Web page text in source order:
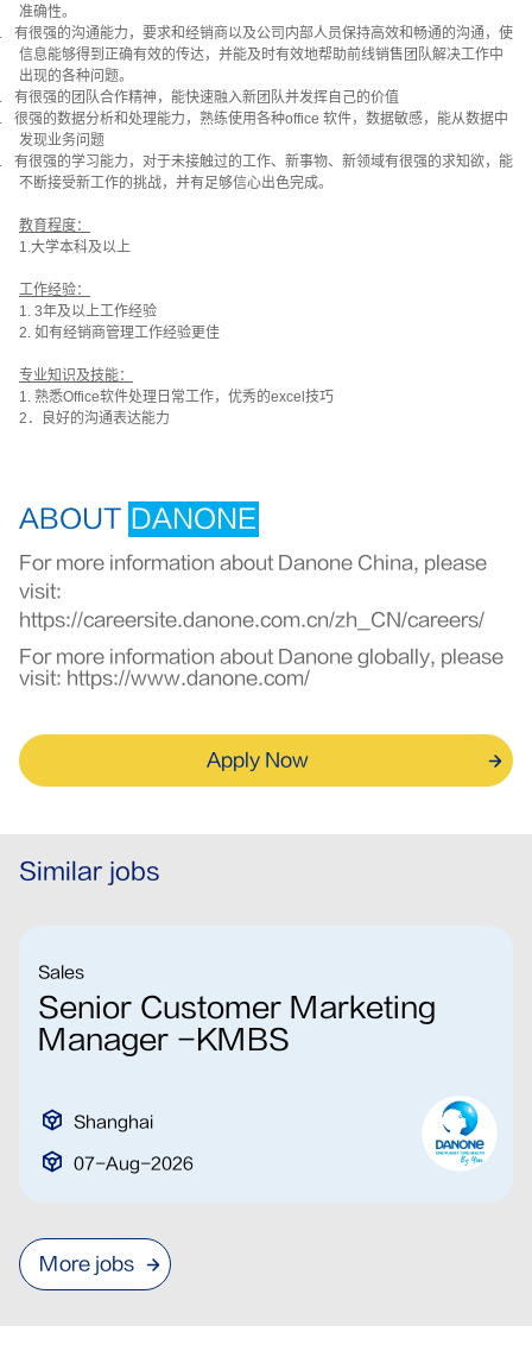
准确性。
有很强的沟通能力，要求和经销商以及公司内部人员保持高效和畅通的沟通，使
信息能够得到正确有效的传达，并能及时有效地帮助前线销售团队解决工作中
出现的各种问题。
有很强的团队合作精神，能快速融入新团队并发挥自己的价值
很强的数据分析和处理能力，熟练使用各种office 软件，数据敏感，能从数据中
发现业务问题
有很强的学习能力，对于未接触过的工作、新事物、新领域有很强的求知欲，能
不断接受新工作的挑战，并有足够信心出色完成。
教育程度：
1.大学本科及以上
工作经验：
1. 3年及以上工作经验
2. 如有经销商管理工作经验更佳
专业知识及技能：
1. 熟悉Office软件处理日常工作，优秀的excel 技巧
2 ．良好的沟通表达能力
ABOUT DANONE
For more information about Danone China, please
visit:
https://careersite.danone.com.cn/zh_CN/careers/
For more information about Danone globally, please
visit: https://www.danone.com/
Apply Now
Similar jobs
Sales
Senior Customer Marketing
Manager -KMBS
Shanghai
07-Aug-2026
More jobs